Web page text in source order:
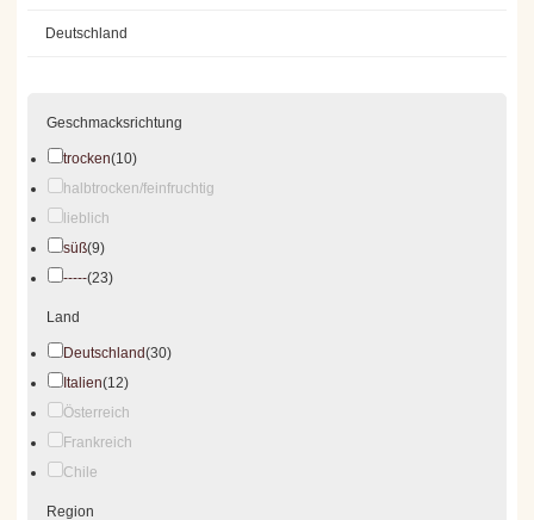
Deutschland
Geschmacksrichtung
trocken(10)
halbtrocken/feinfruchtig
lieblich
süß(9)
-----(23)
Land
Deutschland(30)
Italien(12)
Österreich
Frankreich
Chile
Region